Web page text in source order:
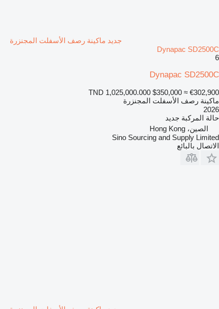
جديد ماكينة رصف الأسفلت المجنزرة
Dynapac SD2500C
6
Dynapac SD2500C
TND 1,025,000.000 $350,000 ≈ €302,900
ماكينة رصف الأسفلت المجنزرة
2026
حالة المركبة جديد
الصين، Hong Kong
Sino Sourcing and Supply Limited
الاتصال بالبائع